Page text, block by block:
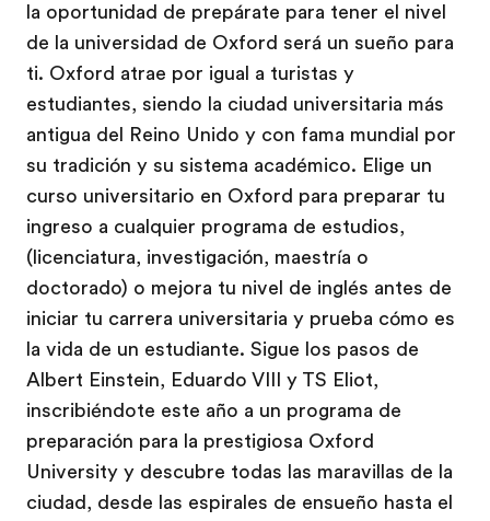
la oportunidad de prepárate para tener el nivel
de la universidad de Oxford será un sueño para
ti. Oxford atrae por igual a turistas y
estudiantes, siendo la ciudad universitaria más
antigua del Reino Unido y con fama mundial por
su tradición y su sistema académico. Elige un
curso universitario en Oxford para preparar tu
ingreso a cualquier programa de estudios,
(licenciatura, investigación, maestría o
doctorado) o mejora tu nivel de inglés antes de
iniciar tu carrera universitaria y prueba cómo es
la vida de un estudiante. Sigue los pasos de
Albert Einstein, Eduardo VIII y TS Eliot,
inscribiéndote este año a un programa de
preparación para la prestigiosa Oxford
University y descubre todas las maravillas de la
ciudad, desde las espirales de ensueño hasta el